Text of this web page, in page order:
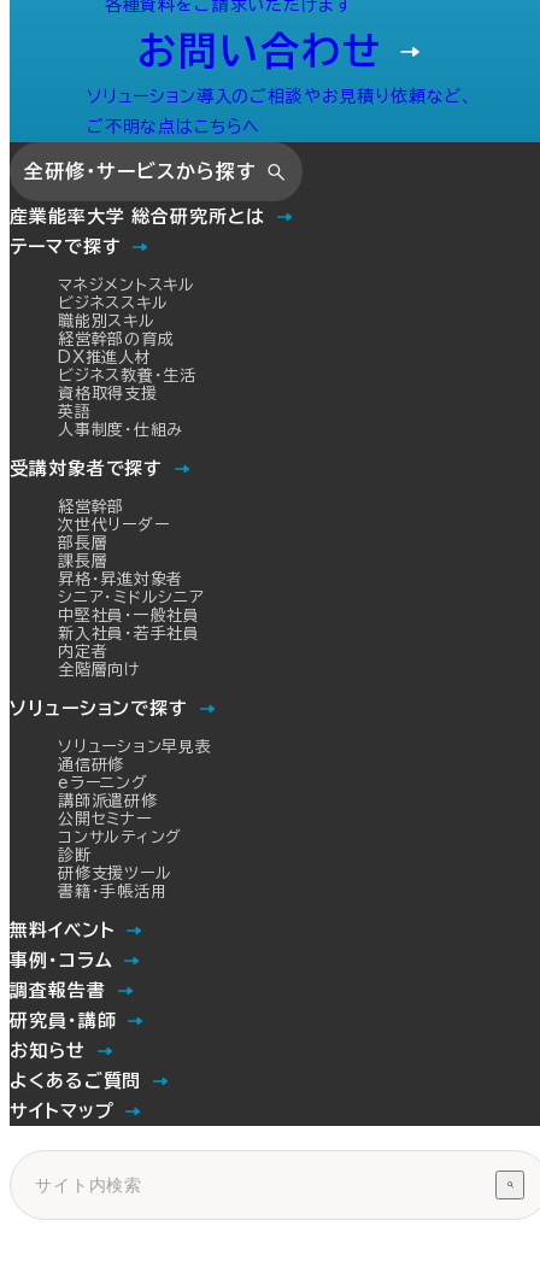
各種資料をご請求いただけます
お問い合わせ
ソリューション導入のご相談やお見積り依頼など、
ご不明な点はこちらへ
全研修・サービスから探す
産業能率大学 総合研究所とは
テーマで探す
マネジメントスキル
ビジネススキル
職能別スキル
経営幹部の育成
DX推進人材
ビジネス教養・生活
資格取得支援
英語
人事制度・仕組み
受講対象者で探す
経営幹部
次世代リーダー
部長層
課長層
昇格・昇進対象者
シニア・ミドルシニア
中堅社員・一般社員
新入社員・若手社員
内定者
全階層向け
ソリューションで探す
ソリューション早見表
通信研修
eラーニング
講師派遣研修
公開セミナー
コンサルティング
診断
研修支援ツール
書籍・手帳活用
無料イベント
事例・コラム
調査報告書
研究員・講師
お知らせ
よくあるご質問
サイトマップ